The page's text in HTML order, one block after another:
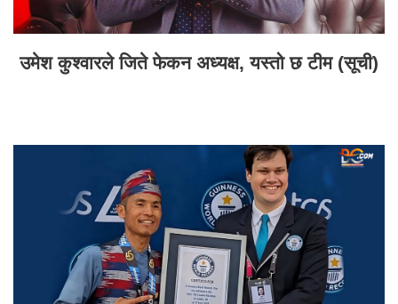
उमेश कुश्वारले जिते फेकन अध्यक्ष, यस्तो छ टीम (सूची)